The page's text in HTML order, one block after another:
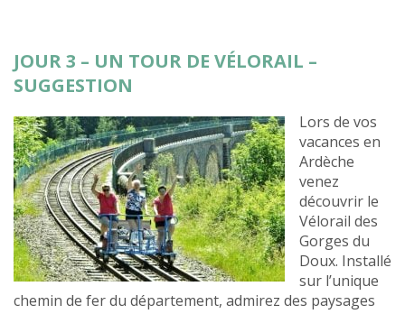
JOUR 3 – UN TOUR DE VÉLORAIL –
SUGGESTION
Lors de vos
vacances en
Ardèche
venez
découvrir le
Vélorail des
Gorges du
Doux. Installé
sur l’unique
chemin de fer du département, admirez des paysages